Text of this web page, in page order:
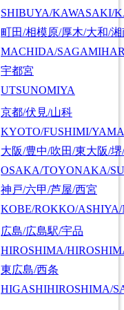
SHIBUYA/KAWASAKI/
町田/相模原/厚木/大和/湘
MACHIDA/
宇都宮
UTSUNOMIYA
京都/伏見/山科
KYOTO/FUSHIMI/
大阪/豊中/吹田/東大阪/
OSAKA/TOYONAKA/
神戸/六甲/芦屋/西宮
KOBE/ROKKO/
広島/広島駅/宇品
HIROSHIMA/
東広島/西条
HIGASHIHIROSHIMA/